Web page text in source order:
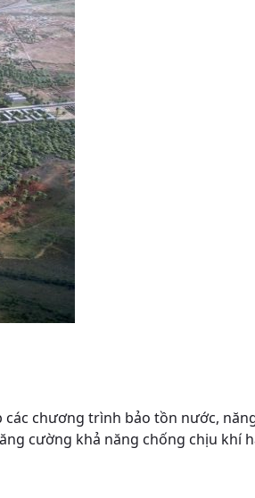
chương trình bảo tồn nước,
cường khả năng chống chịu khí